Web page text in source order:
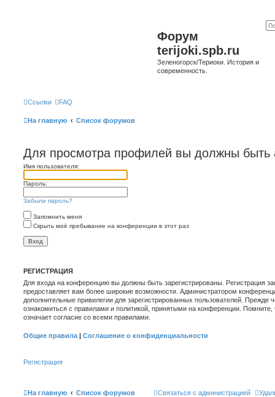
Форум
terijoki.spb.ru
Зеленогорск/Териоки. История и
современность.
Ссылки FAQ
На главную Список форумов
Для просмотра профилей вы должны быть
Имя пользователя:
Пароль:
Забыли пароль?
Запомнить меня
Скрыть моё пребывание на конференции в этот раз
РЕГИСТРАЦИЯ
Для входа на конференцию вы должны быть зарегистрированы. Регистрация
предоставляет вам более широкие возможности. Администратором
дополнительные привилегии для зарегистрированных пользователей. Прежде
ознакомиться с правилами и политикой, принятыми на конференции.
означает согласие со всеми правилами.
Общие правила | Соглашение о конфиденциальности
Регистрация
На главную Список форумов Связаться с администрацией